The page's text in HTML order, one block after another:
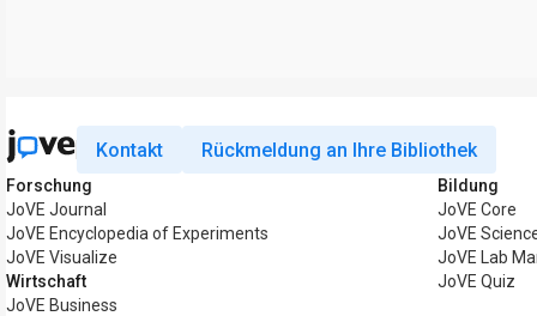
Kontakt Rückmeldung an Ihre Bibliothek
Forschung
JoVE Journal
JoVE Encyclopedia of Experiments
JoVE Visualize
Wirtschaft
JoVE Business
Bildung
JoVE Core
JoVE
JoVE Lab
JoVE Quiz